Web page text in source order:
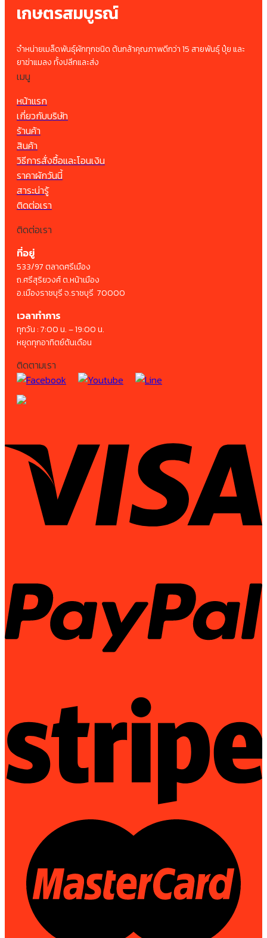
เกษตรสมบูรณ์
จำหน่ายเมล็ดพันธุ์ผักทุกชนิด ต้นกล้าคุณภาพดีกว่า 15 สายพันธุ์ ปุ๋ย และ
ยาฆ่าแมลง ทั้งปลีกและส่ง
เมนู
หน้าแรก
เกี่ยวกับบริษัท
ร้านค้า
สินค้า
วิธีการสั่งซื้อและโอนเงิน
ราคาผักวันนี้
สาระน่ารู้
ติดต่อเรา
ติดต่อเรา
ที่อยู่
533/97 ตลาดศรีเมือง
ถ.ศรีสุริยวงศ์ ต.หน้าเมือง
อ.เมืองราชบุรี จ.ราชบุรี 70000
เวลาทำการ
ทุกวัน : 7:00 น. – 19:00 น.
หยุดทุกอาทิตย์ต้นเดือน
ติดตามเรา